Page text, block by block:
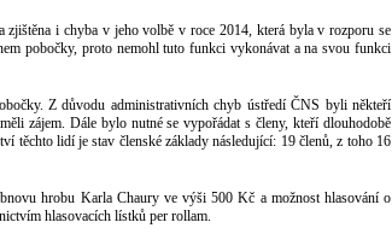
zjištěna i chyba v jeho volbě v roce 2014, která byla v rozporu se
pobočky, proto nemohl tuto funkci vykonávat a na svou funkci
Z důvodu administrativních chyb ústředí ČNS byli někteří
zájem. Dále bylo nutné se vypořádat s členy, kteří dlouhodobě
těchto lidí je stav členské základy následující: 19 členů, z toho 16
hrobu Karla Chaury ve výši 500 Kč a možnost hlasování o
hlasovacích lístků per rollam.